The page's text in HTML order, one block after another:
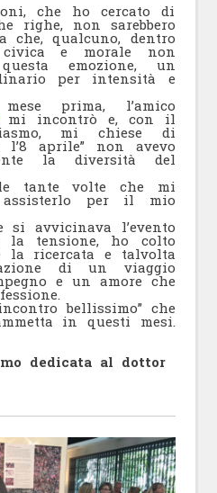
che ho cercato di
righe, non sarebbero
che, qualcuno, dentro
civica e morale non
emozione, un
per intensità e
prima, l’amico
mi incontrò e, con il
mi chiese di
l’8 aprile” non avevo
la diversità del
tante volte che mi
per il mio
si avvicinava l’evento
la tensione, ho colto
la ricercata e talvolta
di un viaggio
e un amore che
bellissimo” che
in questi mesi.
dedicata al dottor